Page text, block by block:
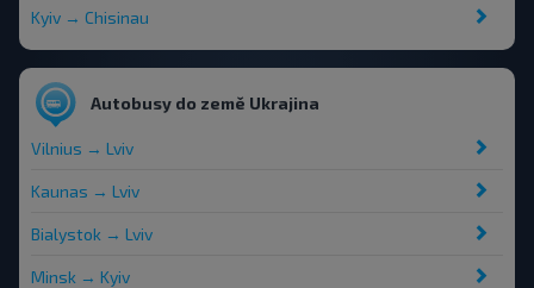
Kyiv → Chisinau
Autobusy do země Ukrajina
Vilnius → Lviv
Kaunas → Lviv
Bialystok → Lviv
Minsk → Kyiv